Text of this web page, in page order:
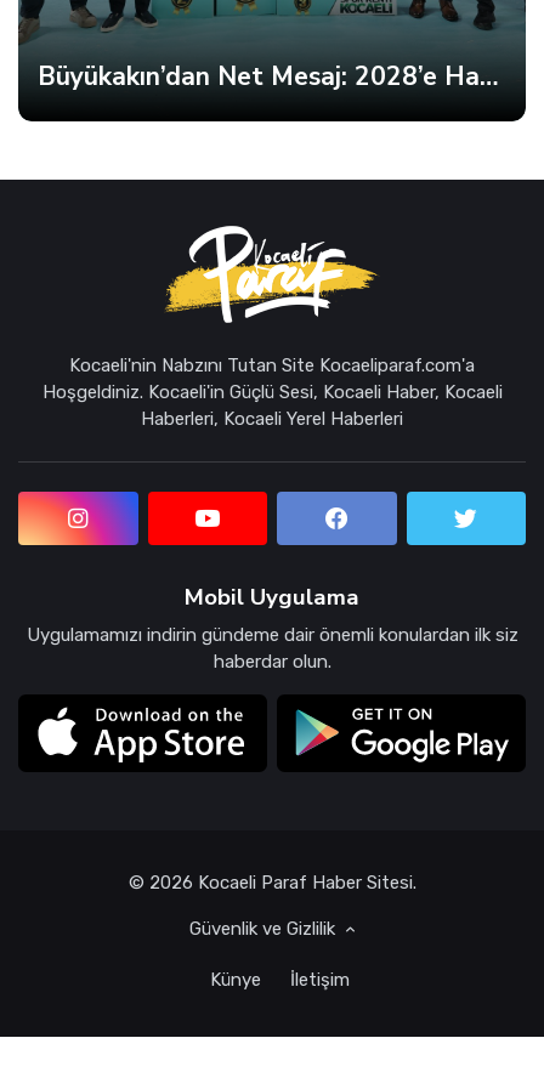
Şehrin Takımı Sahaya İniyor
Kocaeli'nin Nabzını Tutan Site Kocaeliparaf.com'a
Hoşgeldiniz. Kocaeli'in Güçlü Sesi, Kocaeli Haber, Kocaeli
Haberleri, Kocaeli Yerel Haberleri
Mobil Uygulama
Uygulamamızı indirin gündeme dair önemli konulardan ilk siz
haberdar olun.
© 2026 Kocaeli Paraf Haber Sitesi.
Güvenlik ve Gizlilik
Künye İletişim